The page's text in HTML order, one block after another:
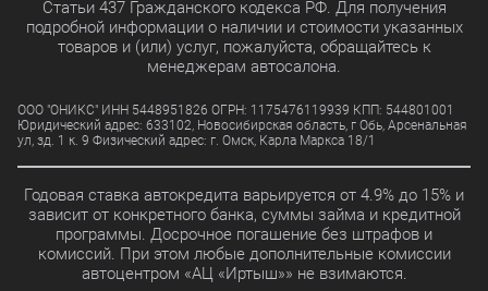
Статьи 437 Гражданского кодекса РФ. Для получения
подробной информации о наличии и стоимости указанных
товаров и (или) услуг, пожалуйста, обращайтесь к
менеджерам автосалона.
ООО "ОНИКС" ИНН 5448951826 ОГРН: 1175476119939 КПП: 544801001
Юридический адрес: 633102, Новосибирская область, г Обь, Арсенальная
ул, зд. 1 к. 9 Физический адрес: г. Омск, Карла Маркса 18/1
Годовая ставка автокредита варьируется от 4.9% до 15% и
зависит от конкретного банка, суммы займа и кредитной
программы. Досрочное погашение без штрафов и
комиссий. При этом любые дополнительные комиссии
автоцентром «АЦ «Иртыш»» не взимаются.